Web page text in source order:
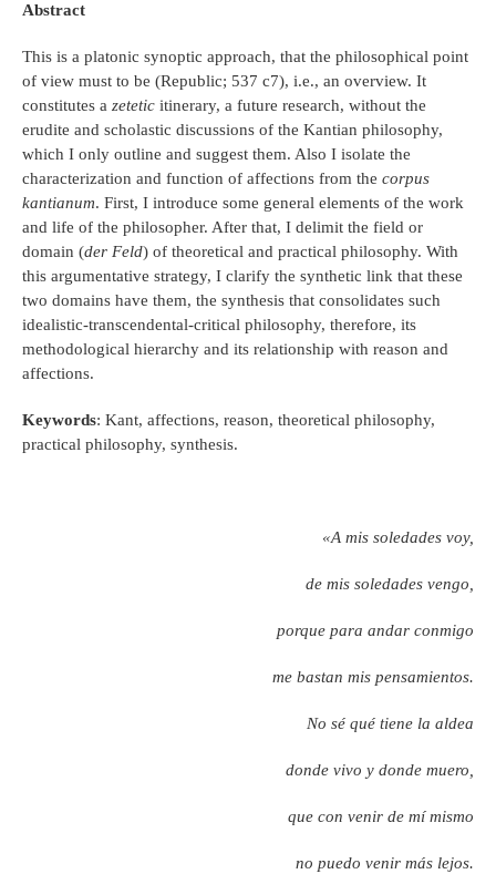
Abstract
This is a platonic synoptic approach, that the philosophical point
of view must to be (Republic; 537 c7), i.e., an overview. It
constitutes a zetetic itinerary, a future research, without the
erudite and scholastic discussions of the Kantian philosophy,
which I only outline and suggest them. Also I isolate the
characterization and function of affections from the corpus
kantianum. First, I introduce some general elements of the work
and life of the philosopher. After that, I delimit the field or
domain (der Feld) of theoretical and practical philosophy. With
this argumentative strategy, I clarify the synthetic link that these
two domains have them, the synthesis that consolidates such
idealistic-transcendental-critical philosophy, therefore, its
methodological hierarchy and its relationship with reason and
affections.
Keywords: Kant, affections, reason, theoretical philosophy,
practical philosophy, synthesis.
«A mis soledades voy,
de mis soledades vengo,
porque para andar conmigo
me bastan mis pensamientos.
No sé qué tiene la aldea
donde vivo y donde muero,
que con venir de mí mismo
no puedo venir más lejos.